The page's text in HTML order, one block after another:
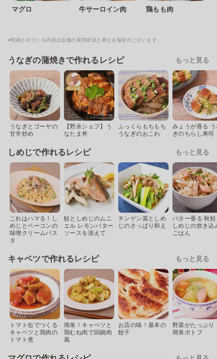
マグロ 牛サーロイン肉 鶏もも肉
※明細されている内容は店舗の実売状況と異なる場合がございます。
うなぎの蒲焼きで作れるレシピ もっと見る
うなぎとゴーヤの
甘辛炒め
【野永シェフ】う
なたま丼
ふっくらもちもち
うなぎのおこわ
みょうが香る
ぎのちらし寿司
しめじで作れるレシピ もっと見る
これはハマる！し
めじとベーコンの
味噌クリームパス
タ
鮭としめじのムニ
エル レモンバター
ソースを添えて
チンゲン菜としめ
じのさっぱり和え
バター香る 秋
しめじの炊き込
ごはん
キャベツで作れるレシピ もっと見る
トマト缶でつくる
キャベツと鶏肉の
トマト煮
簡単！キャベツと
鶏むね肉で回鍋肉
風
お店の味！基本の
餃子
野菜がたっぷり
簡単ポトフ